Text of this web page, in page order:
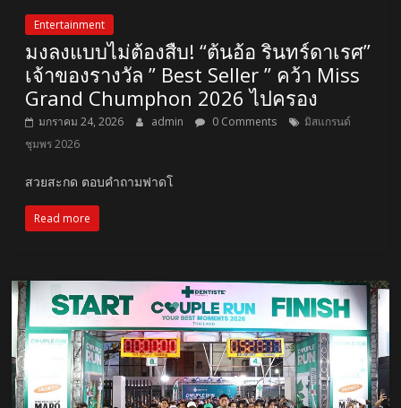
Entertainment
มงลงแบบไม่ต้องสืบ! “ต้นอ้อ รินทร์ดาเรศ”
เจ้าของรางวัล ” Best Seller ” คว้า Miss
Grand Chumphon 2026 ไปครอง
มกราคม 24, 2026 admin 0 Comments
มิสแกรนด์
ชุมพร 2026
สวยสะกด ตอบคำถามฟาดโ
Read more